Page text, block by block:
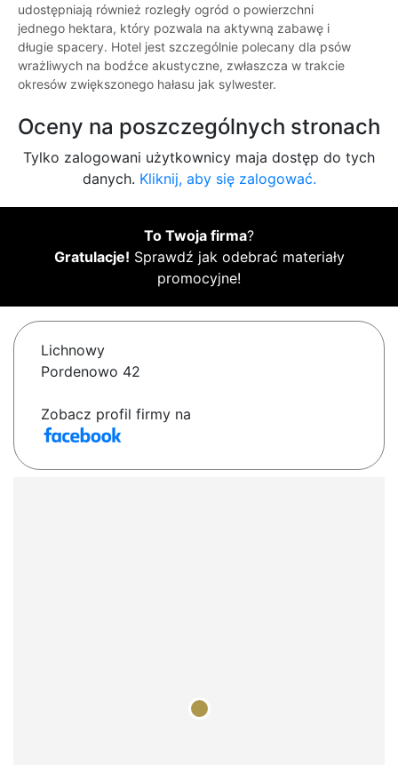
udostępniają również rozległy ogród o powierzchni
jednego hektara, który pozwala na aktywną zabawę i
długie spacery. Hotel jest szczególnie polecany dla psów
wrażliwych na bodźce akustyczne, zwłaszcza w trakcie
okresów zwiększonego hałasu jak sylwester.
Oceny na poszczególnych stronach
Tylko zalogowani użytkownicy maja dostęp do tych
danych. Kliknij, aby się zalogować.
To Twoja firma?
Gratulacje! Sprawdź jak odebrać materiały
promocyjne!
Lichnowy
Pordenowo 42
Zobacz profil firmy na